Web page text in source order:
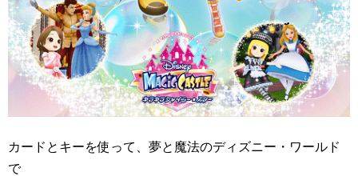
カードとキーを使って、夢と魔法のディズニー・ワールド
で